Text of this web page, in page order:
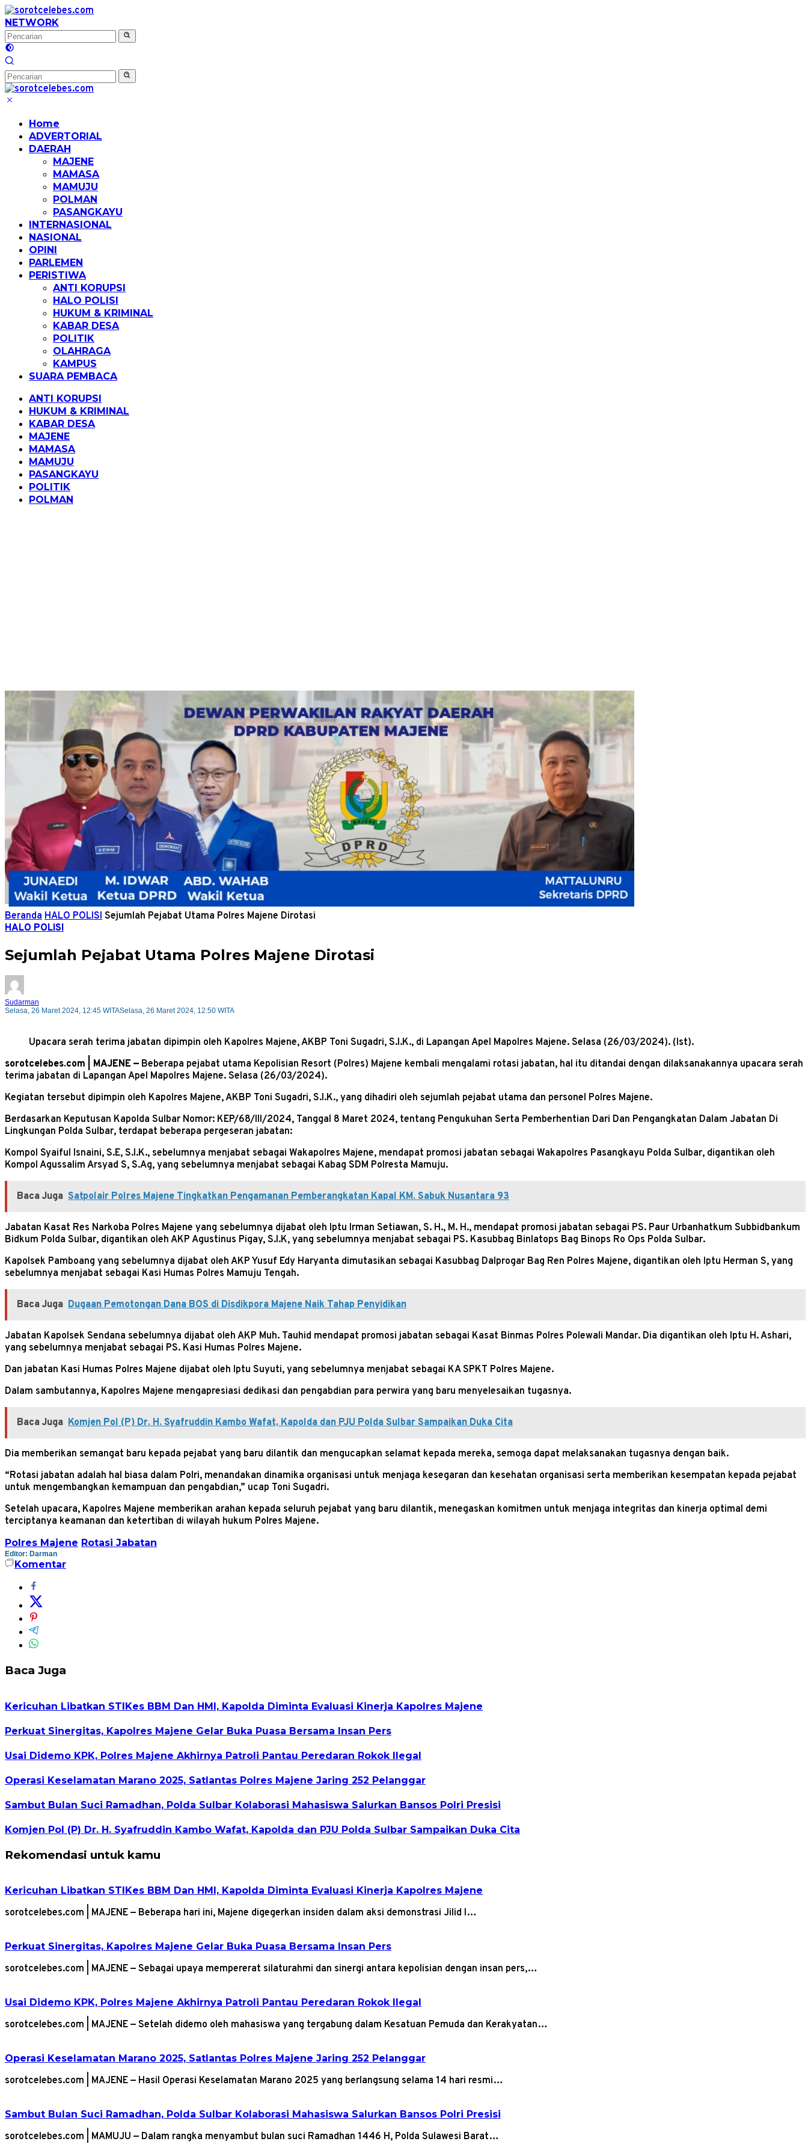
Langsung
ke
konten
NETWORK
Home
ADVERTORIAL
DAERAH
MAJENE
MAMASA
MAMUJU
POLMAN
PASANGKAYU
INTERNASIONAL
NASIONAL
OPINI
PARLEMEN
PERISTIWA
ANTI KORUPSI
HALO POLISI
HUKUM & KRIMINAL
KABAR DESA
POLITIK
OLAHRAGA
KAMPUS
SUARA PEMBACA
ANTI KORUPSI
HUKUM & KRIMINAL
KABAR DESA
MAJENE
MAMASA
MAMUJU
PASANGKAYU
POLITIK
POLMAN
Beranda HALO POLISI Sejumlah Pejabat Utama Polres Majene Dirotasi
HALO POLISI
Sejumlah Pejabat Utama Polres Majene Dirotasi
Sudarman
Selasa, 26 Maret 2024, 12:45 WITASelasa, 26 Maret 2024, 12:50 WITA
Upacara serah terima jabatan dipimpin oleh Kapolres Majene, AKBP Toni Sugadri, S.I.K., di Lapangan Apel Mapolres Majene. Selasa (26/03/2024). (Ist).
sorotcelebes.com | MAJENE — Beberapa pejabat utama Kepolisian Resort (Polres) Majene kembali mengalami rotasi jabatan, hal itu ditandai dengan dilaksanakannya upacara serah
terima jabatan di Lapangan Apel Mapolres Majene. Selasa (26/03/2024).
Kegiatan tersebut dipimpin oleh Kapolres Majene, AKBP Toni Sugadri, S.I.K., yang dihadiri oleh sejumlah pejabat utama dan personel Polres Majene.
Berdasarkan Keputusan Kapolda Sulbar Nomor: KEP/68/III/2024, Tanggal 8 Maret 2024, tentang Pengukuhan Serta Pemberhentian Dari Dan Pengangkatan Dalam Jabatan Di
Lingkungan Polda Sulbar, terdapat beberapa pergeseran jabatan:
Kompol Syaiful Isnaini, S.E, S.I.K., sebelumnya menjabat sebagai Wakapolres Majene, mendapat promosi jabatan sebagai Wakapolres Pasangkayu Polda Sulbar, digantikan oleh
Kompol Agussalim Arsyad S, S.Ag, yang sebelumnya menjabat sebagai Kabag SDM Polresta Mamuju.
Baca Juga Satpolair Polres Majene Tingkatkan Pengamanan Pemberangkatan Kapal KM. Sabuk Nusantara 93
Jabatan Kasat Res Narkoba Polres Majene yang sebelumnya dijabat oleh Iptu Irman Setiawan, S. H., M. H., mendapat promosi jabatan sebagai PS. Paur Urbanhatkum Subbidbankum
Bidkum Polda Sulbar, digantikan oleh AKP Agustinus Pigay, S.I.K, yang sebelumnya menjabat sebagai PS. Kasubbag Binlatops Bag Binops Ro Ops Polda Sulbar.
Kapolsek Pamboang yang sebelumnya dijabat oleh AKP Yusuf Edy Haryanta dimutasikan sebagai Kasubbag Dalprogar Bag Ren Polres Majene, digantikan oleh Iptu Herman S, yang
sebelumnya menjabat sebagai Kasi Humas Polres Mamuju Tengah.
Baca Juga Dugaan Pemotongan Dana BOS di Disdikpora Majene Naik Tahap Penyidikan
Jabatan Kapolsek Sendana sebelumnya dijabat oleh AKP Muh. Tauhid mendapat promosi jabatan sebagai Kasat Binmas Polres Polewali Mandar. Dia digantikan oleh Iptu H. Ashari,
yang sebelumnya menjabat sebagai PS. Kasi Humas Polres Majene.
Dan jabatan Kasi Humas Polres Majene dijabat oleh Iptu Suyuti, yang sebelumnya menjabat sebagai KA SPKT Polres Majene.
Dalam sambutannya, Kapolres Majene mengapresiasi dedikasi dan pengabdian para perwira yang baru menyelesaikan tugasnya.
Baca Juga Komjen Pol (P) Dr. H. Syafruddin Kambo Wafat, Kapolda dan PJU Polda Sulbar Sampaikan Duka Cita
Dia memberikan semangat baru kepada pejabat yang baru dilantik dan mengucapkan selamat kepada mereka, semoga dapat melaksanakan tugasnya dengan baik.
“Rotasi jabatan adalah hal biasa dalam Polri, menandakan dinamika organisasi untuk menjaga kesegaran dan kesehatan organisasi serta memberikan kesempatan kepada pejabat
untuk mengembangkan kemampuan dan pengabdian,” ucap Toni Sugadri.
Setelah upacara, Kapolres Majene memberikan arahan kepada seluruh pejabat yang baru dilantik, menegaskan komitmen untuk menjaga integritas dan kinerja optimal demi
terciptanya keamanan dan ketertiban di wilayah hukum Polres Majene.
Polres Majene Rotasi Jabatan
Editor: Darman
Komentar
Baca Juga
Kericuhan Libatkan STIKes BBM Dan HMI, Kapolda Diminta Evaluasi Kinerja Kapolres Majene
Perkuat Sinergitas, Kapolres Majene Gelar Buka Puasa Bersama Insan Pers
Usai Didemo KPK, Polres Majene Akhirnya Patroli Pantau Peredaran Rokok Ilegal
Operasi Keselamatan Marano 2025, Satlantas Polres Majene Jaring 252 Pelanggar
Sambut Bulan Suci Ramadhan, Polda Sulbar Kolaborasi Mahasiswa Salurkan Bansos Polri Presisi
Komjen Pol (P) Dr. H. Syafruddin Kambo Wafat, Kapolda dan PJU Polda Sulbar Sampaikan Duka Cita
Rekomendasi untuk kamu
Kericuhan Libatkan STIKes BBM Dan HMI, Kapolda Diminta Evaluasi Kinerja Kapolres Majene
sorotcelebes.com | MAJENE — Beberapa hari ini, Majene digegerkan insiden dalam aksi demonstrasi Jilid I…
Perkuat Sinergitas, Kapolres Majene Gelar Buka Puasa Bersama Insan Pers
sorotcelebes.com | MAJENE — Sebagai upaya mempererat silaturahmi dan sinergi antara kepolisian dengan insan pers,…
Usai Didemo KPK, Polres Majene Akhirnya Patroli Pantau Peredaran Rokok Ilegal
sorotcelebes.com | MAJENE — Setelah didemo oleh mahasiswa yang tergabung dalam Kesatuan Pemuda dan Kerakyatan…
Operasi Keselamatan Marano 2025, Satlantas Polres Majene Jaring 252 Pelanggar
sorotcelebes.com | MAJENE — Hasil Operasi Keselamatan Marano 2025 yang berlangsung selama 14 hari resmi…
Sambut Bulan Suci Ramadhan, Polda Sulbar Kolaborasi Mahasiswa Salurkan Bansos Polri Presisi
sorotcelebes.com | MAMUJU — Dalam rangka menyambut bulan suci Ramadhan 1446 H, Polda Sulawesi Barat…